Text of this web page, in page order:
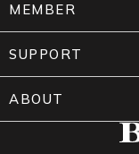
MEMBER
SUPPORT
ABOUT